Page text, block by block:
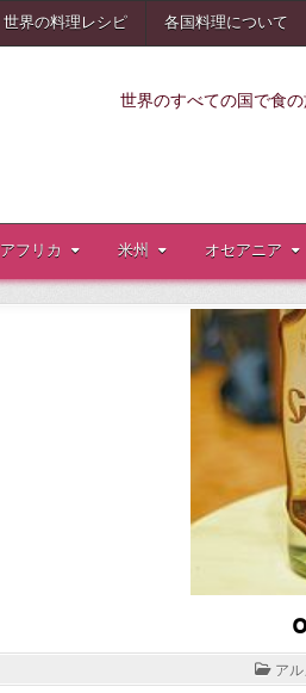
世界の料理レシピ 各国料理について
世界のすべての国で食
アフリカ 米州 オセアニア
IN
ア